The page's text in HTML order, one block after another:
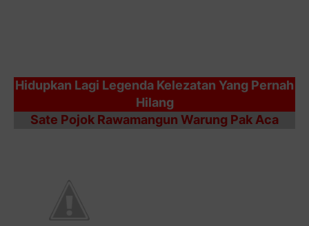
Hidupkan Lagi Legenda Kelezatan Yang Pernah
Hilang
Sate Pojok Rawamangun Warung Pak Aca